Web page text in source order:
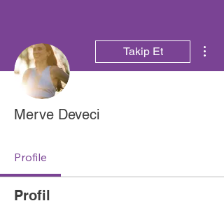
Takip Et
Merve Deveci
Profile
Profil